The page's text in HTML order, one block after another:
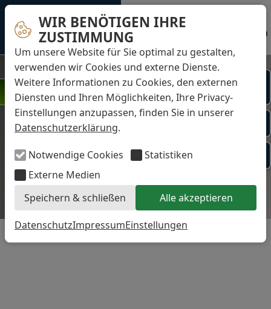
WIR BENÖTIGEN IHRE
ZUSTIMMUNG
Um unsere Website für Sie optimal zu gestalten,
verwenden wir Cookies und externe Dienste.
Weitere Informationen zu Cookies, den externen
Diensten und Ihren Möglichkeiten, Ihre Privacy-
Einstellungen anzupassen, finden Sie in unserer
Datenschutzerklärung.
Notwendige Cookies
Statistiken
Externe Medien
Speichern & schließen
Alle akzeptieren
DatenschutzImpressumEinstellungen
Sprechzeiten
Zahnerhaltung am Schloss
Dr. Buscot und Kollegen
Menü
WIR STELLEN EIN!
»KLICK HIER «
Termine
Online
buchen
Kontakt via